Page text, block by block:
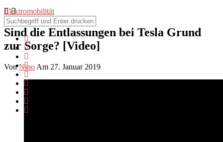
Elektromobilität
Sind die Entlassungen bei Tesla Grund
zur Sorge? [Video]
VonNino Am 27. Januar 2019